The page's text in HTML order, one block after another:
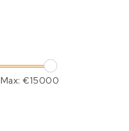
Max: €15000